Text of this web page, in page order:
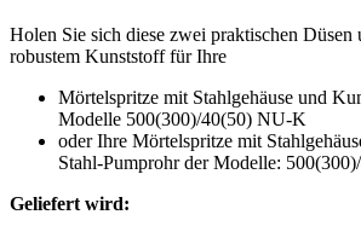
Holen Sie sich diese zwei praktischen Düsen
robustem Kunststoff für Ihre
Mörtelspritze mit Stahlgehäuse und
Modelle 500(300)/40(50) NU-K
oder Ihre Mörtelspritze mit
Stahl-Pumprohr der Modelle:
Geliefert wird: